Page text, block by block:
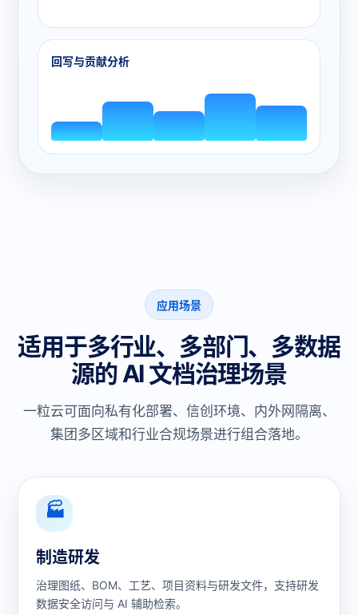
回写与贡献分析
应用场景
适用于多行业、多部门、多数据
源的 AI 文档治理场景
一粒云可面向私有化部署、信创环境、内外网隔离、
集团多区域和行业合规场景进行组合落地。
🏭
制造研发
治理图纸、BOM、工艺、项目资料与研发文件，支持研发
数据安全访问与 AI 辅助检索。